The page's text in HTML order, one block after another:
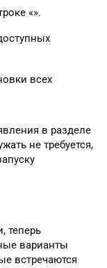
«».
всех
в разделе
не требуется,
теперь
варианты
встречаются